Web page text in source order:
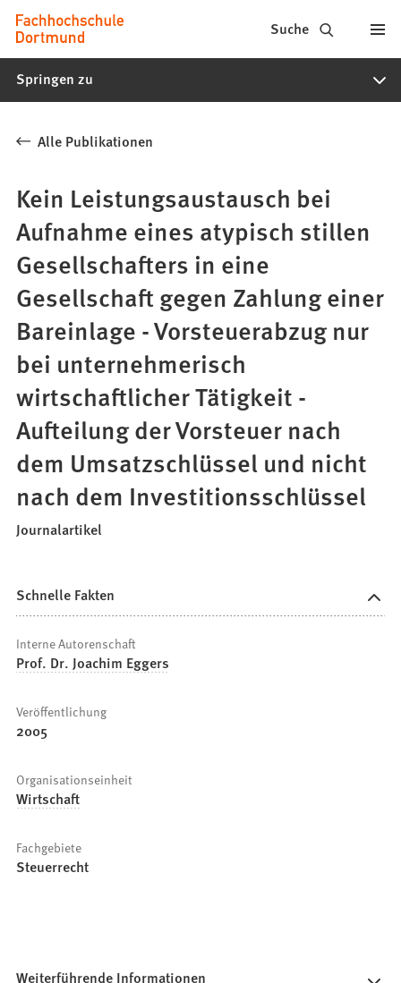
Inhalt anspringen
Fachhochschule
Dortmund
-
Studiengänge,
Bewerbung
Suche
Springen zu
Alle Publikationen
Kein Leistungsaustausch bei
Aufnahme eines atypisch stillen
Gesellschafters in eine
Gesellschaft gegen Zahlung einer
Bareinlage - Vorsteuerabzug nur
bei unternehmerisch
wirtschaftlicher Tätigkeit -
Aufteilung der Vorsteuer nach
dem Umsatzschlüssel und nicht
nach dem Investitionsschlüssel
Journalartikel
Schnelle Fakten
Interne Autorenschaft
Prof. Dr. Joachim Eggers
Veröffentlichung
2005
Organisationseinheit
Wirtschaft
Fachgebiete
Steuerrecht
Weiterführende Informationen